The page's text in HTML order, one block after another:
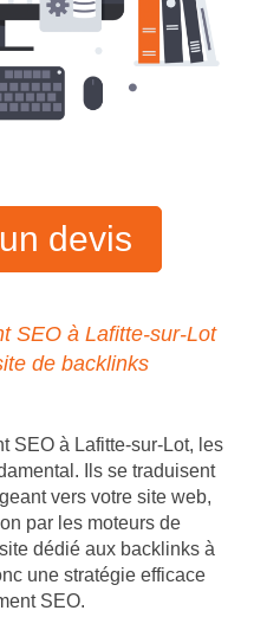
devis
SEO à Lafitte-sur-Lot
de backlinks
SEO à Lafitte-sur-Lot, les
Ils se traduisent
vers votre site web,
par les moteurs de
dédié aux backlinks à
une stratégie efficace
SEO.